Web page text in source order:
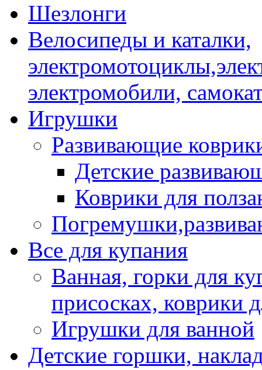
Шезлонги
Велосипеды и каталки,
электромобили,
Игрушки
Развивающие
Детские
Коврики для
Все для купания
Ванная, горки для
присосках, коврики
Игрушки для ванной
Детские горшки,